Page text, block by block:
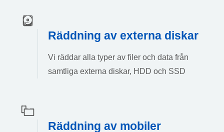
Räddning av externa diskar
Vi räddar alla typer av filer och data från
samtliga externa diskar, HDD och SSD
Räddning av mobiler